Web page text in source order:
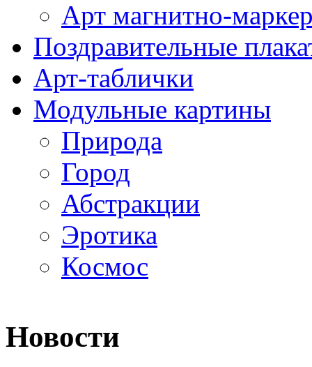
Арт магнитно-
Поздравительные
Арт-таблички
Модульные картины
Природа
Город
Абстракции
Эротика
Космос
Новости